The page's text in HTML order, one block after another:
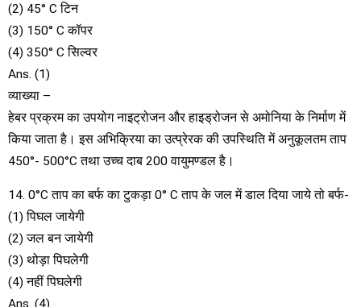
(2) 45° C टिन
(3) 150° C कॉपर
(4) 350° C सिल्वर
Ans. (1)
व्याख्या –
हेबर प्रक्रम का उपयोग नाइट्रोजन और हाइड्रोजन से अमोनिया के निर्माण में
किया जाता है। इस अभिक्रिया का उत्प्रेरक की उपस्थिति में अनुकूलतम ताप
450°- 500°C तथा उच्च दाब 200 वायुमण्डल है।
14. 0°C ताप का बर्फ का टुकड़ा 0° C ताप के जल में डाल दिया जाये तो बर्फ-
(1) पिघल जायेगी
(2) जल बन जायेगी
(3) थोड़ा पिघलेगी
(4) नहीं पिघलेगी
Ans. (4)